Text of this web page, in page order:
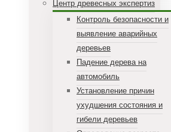
Центр древесных экспертиз
Контроль безопасности и
выявление аварийных
деревьев
Падение дерева на
автомобиль
Установление причин
ухудшения состояния и
гибели деревьев